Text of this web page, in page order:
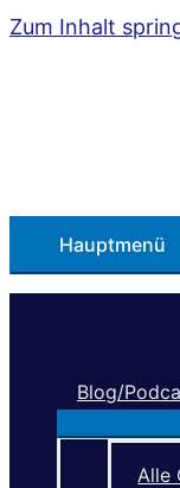
Zum Inhalt
Hauptmenü
Blog/
Alle